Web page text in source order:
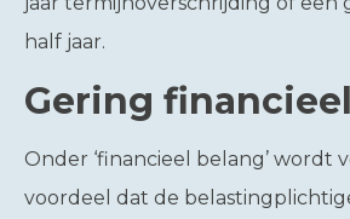
half jaar.
Gering
Onder ‘financieel belang’ wordt
voordeel dat de